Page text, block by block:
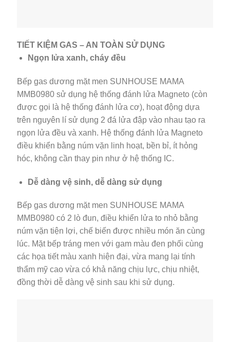
TIẾT KIỆM GAS – AN TOÀN SỬ DỤNG
Ngọn lửa xanh, cháy đều
Bếp gas dương mặt men SUNHOUSE MAMA
MMB0980 sử dụng hệ thống đánh lửa Magneto (còn
được gọi là hệ thống đánh lửa cơ), hoạt động dựa
trên nguyên lí sử dụng 2 đá lửa đập vào nhau tạo ra
ngọn lửa đều và xanh. Hệ thống đánh lửa Magneto
điều khiển bằng núm vặn linh hoạt, bền bỉ, ít hỏng
hóc, không cần thay pin như ở hệ thống IC.
Dễ dàng vệ sinh, dễ dàng sử dụng
Bếp gas dương mặt men SUNHOUSE MAMA
MMB0980 có 2 lò đun, điều khiển lửa to nhỏ bằng
núm vặn tiện lợi, chế biến được nhiều món ăn cùng
lúc. Mặt bếp tráng men với gam màu đen phối cùng
các họa tiết màu xanh hiện đại, vừa mang lại tính
thẩm mỹ cao vừa có khả năng chịu lực, chịu nhiệt,
đồng thời dễ dàng vệ sinh sau khi sử dụng.